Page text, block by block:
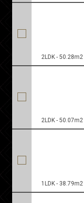
2LDK - 50.28m2
2LDK - 50.07m2
1LDK - 38.79m2